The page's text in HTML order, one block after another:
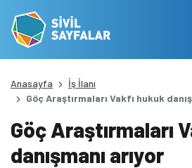
Anasayfa
İş İlanı
Göç Araştırmaları Vakfı hukuk
Göç Araştırmaları
danışmanı arıyor